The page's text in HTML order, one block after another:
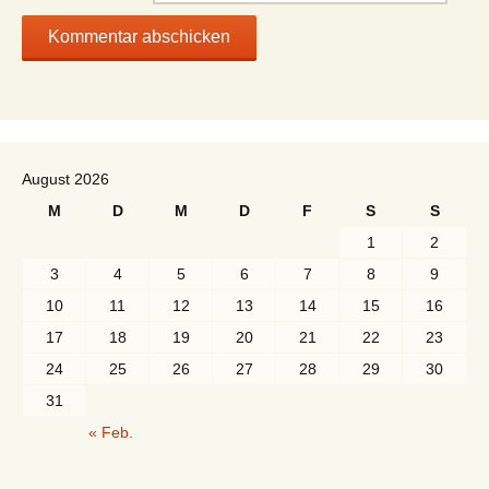
August 2026
M
D M D F S
S
1
2
3
4 5 6 7 8
9
10
11 12 13 14 15
16
17
18 19 20 21 22
23
24
25 26 27 28 29
30
31
« Feb.